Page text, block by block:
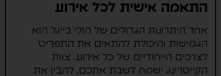
התאמה אישית לכל אירוע
אחד היתרונות הגדולים של הולי בייגל הוא
הגמישות והיכולת להתאים את התפריט
לצרכים הייחודיים של כל אירוע. צוות
הקייטרינג ישמח לשבת אתכם, להבין את